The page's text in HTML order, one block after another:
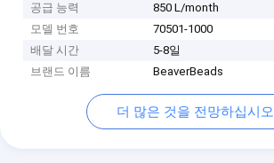
공급 능력
850 L/month
모델 번호
70501-1000
배달 시간
5-8일
브랜드 이름
BeaverBeads
더 많은 것을 전망하십시오